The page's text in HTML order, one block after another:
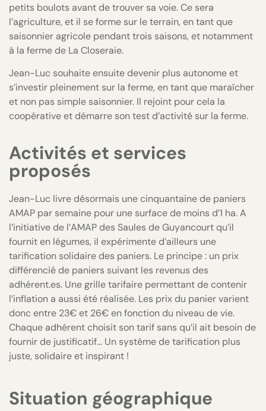
petits boulots avant de trouver sa voie. Ce sera
l’agriculture, et il se forme sur le terrain, en tant que
saisonnier agricole pendant trois saisons, et notamment
à la ferme de La Closeraie.
Jean-Luc souhaite ensuite devenir plus autonome et
s’investir pleinement sur la ferme, en tant que maraîcher
et non pas simple saisonnier. Il rejoint pour cela la
coopérative et démarre son test d’activité sur la ferme.
Activités et services
proposés
Jean-Luc livre désormais une cinquantaine de paniers
AMAP par semaine pour une surface de moins d’1 ha. A
l’initiative de l’AMAP des Saules de Guyancourt qu’il
fournit en légumes, il expérimente d’ailleurs une
tarification solidaire des paniers. Le principe : un prix
différencié de paniers suivant les revenus des
adhérent.es. Une grille tarifaire permettant de contenir
l’inflation a aussi été réalisée. Les prix du panier varient
donc entre 23€ et 26€ en fonction du niveau de vie.
Chaque adhérent choisit son tarif sans qu’il ait besoin de
fournir de justificatif… Un système de tarification plus
juste, solidaire et inspirant !
Situation géographique